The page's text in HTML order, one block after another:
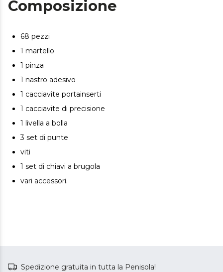
Composizione
68 pezzi
1 martello
1 pinza
1 nastro adesivo
1 cacciavite portainserti
1 cacciavite di precisione
1 livella a bolla
3 set di punte
viti
1 set di chiavi a brugola
vari accessori.
Spedizione gratuita in tutta la Penisola!